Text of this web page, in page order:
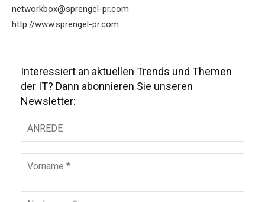
networkbox@sprengel-pr.com
http://www.sprengel-pr.com
Interessiert an aktuellen Trends und Themen
der IT? Dann abonnieren Sie unseren
Newsletter: